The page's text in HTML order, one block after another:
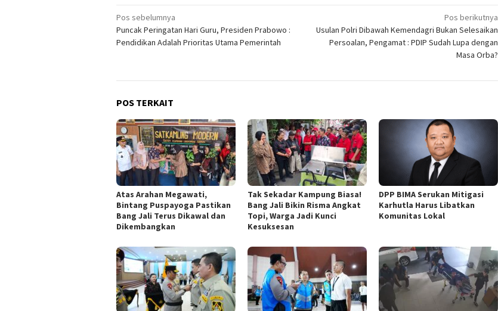
Navigasi
pos
Pos sebelumnya
Puncak Peringatan Hari Guru, Presiden Prabowo :
Pendidikan Adalah Prioritas Utama Pemerintah
Pos berikutnya
Usulan Polri Dibawah Kemendagri Bukan Selesaikan
Persoalan, Pengamat : PDIP Sudah Lupa dengan
Masa Orba?
POS TERKAIT
Atas Arahan Megawati,
Bintang Puspayoga Pastikan
Bang Jali Terus Dikawal dan
Dikembangkan
Tak Sekadar Kampung Biasa!
Bang Jali Bikin Risma Angkat
Topi, Warga Jadi Kunci
Kesuksesan
DPP BIMA Serukan Mitigasi
Karhutla Harus Libatkan
Komunitas Lokal